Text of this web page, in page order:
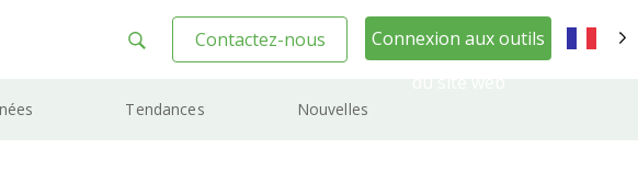
Contactez-nous
Connexion aux outils
Tendances Nouvelles